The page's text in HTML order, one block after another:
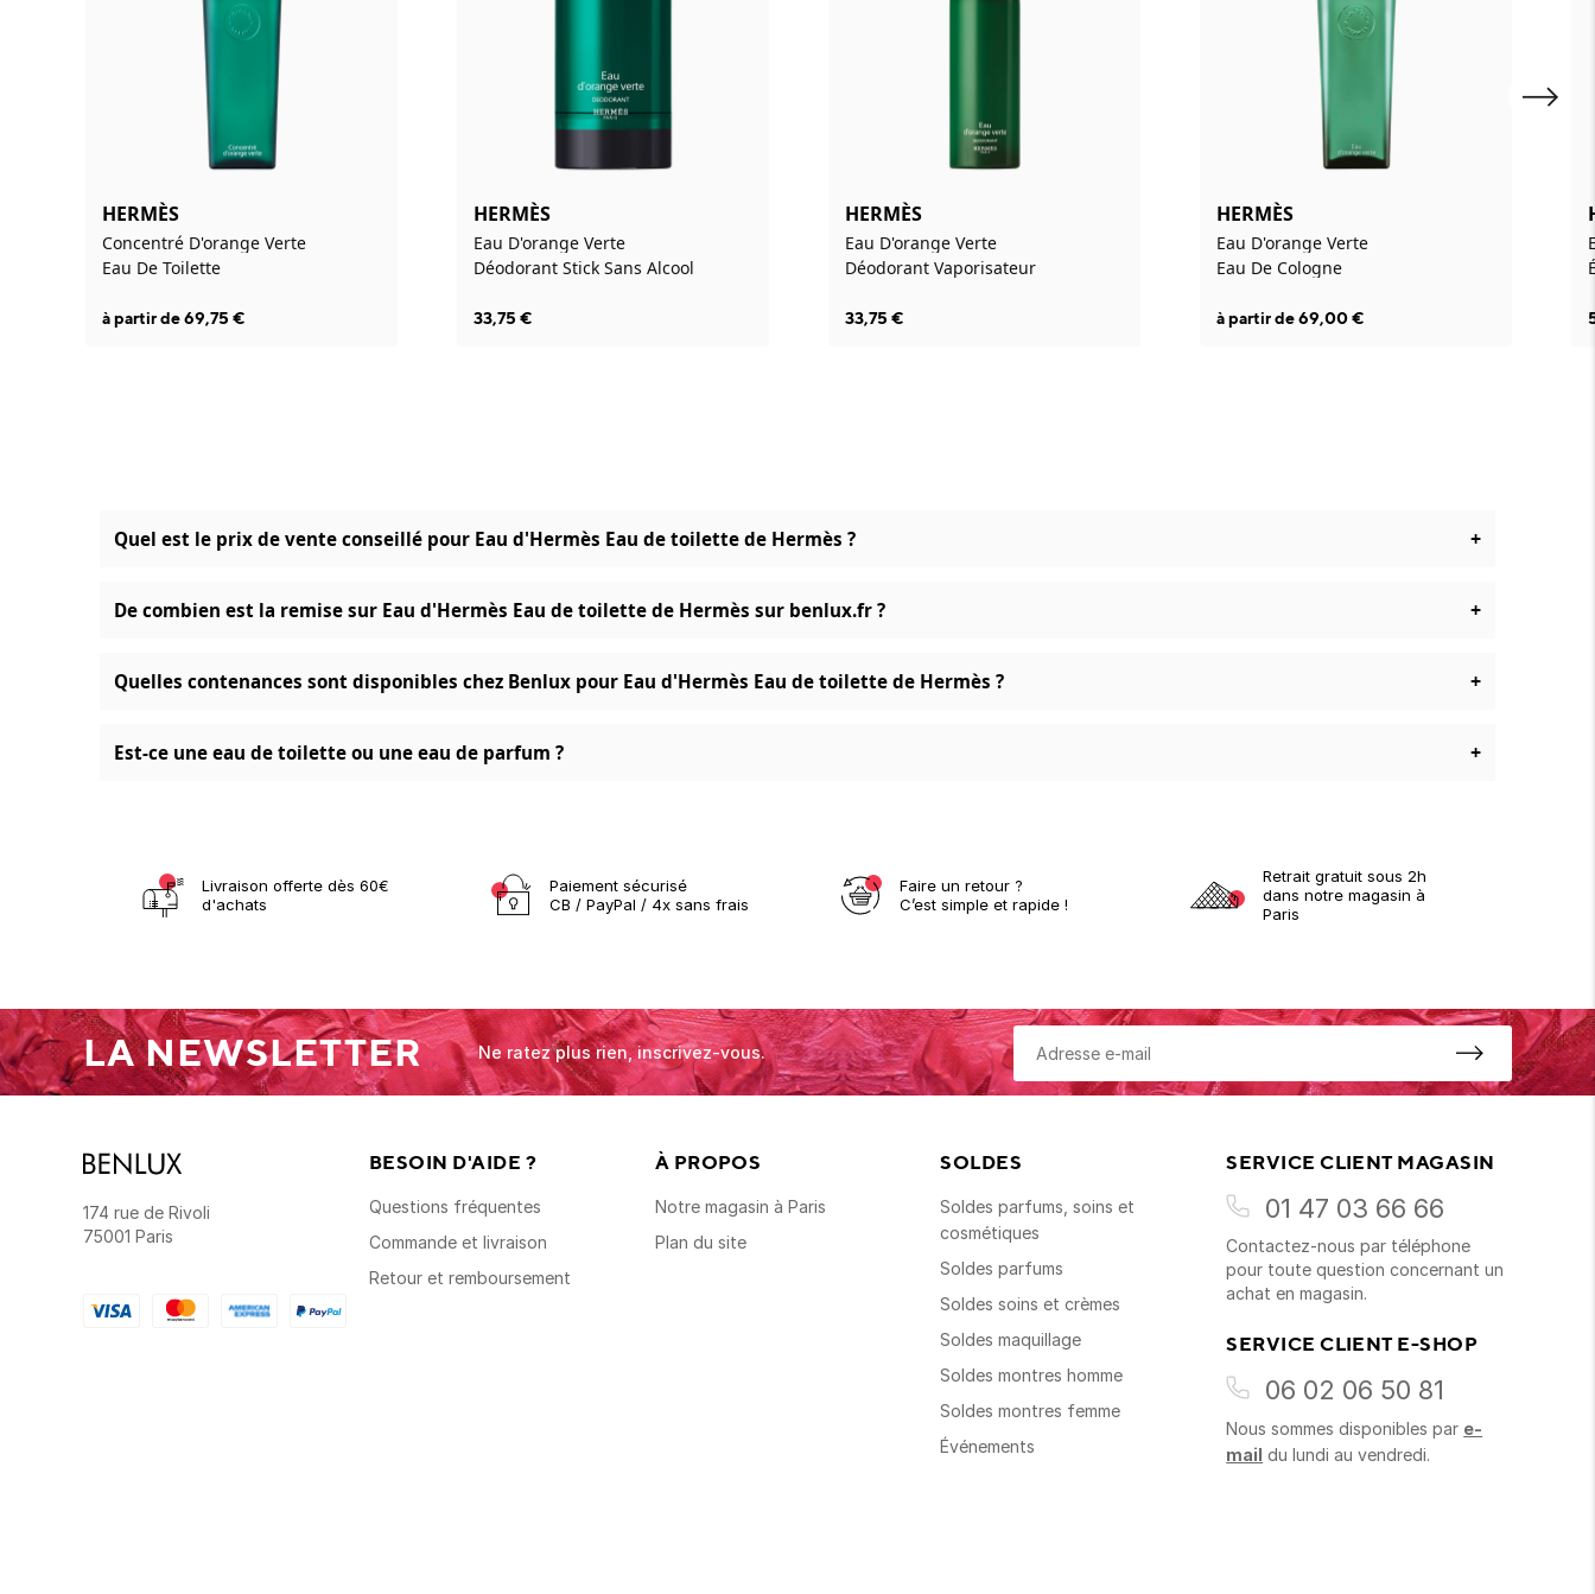
HERMÈS
Concentré D'orange Verte
Eau De Toilette
à partir de69,75 €
HERMÈS
Eau D'orange Verte
Déodorant Stick Sans Alcool
33,75 €
HERMÈS
Eau D'orange Verte
Déodorant Vaporisateur
33,75 €
HERMÈS
Eau D'orange Verte
Eau De Cologne
à partir de69,00€
Quel est le prix de vente conseillé pour Eau d'Hermès Eau de toilette de Hermès ? +
De combien est la remise sur Eau d'Hermès Eau de toilette de Hermès sur benlux.fr ? +
Quelles contenances sont disponibles chez Benlux pour Eau d'Hermès Eau de toilette de Hermès ? +
Est-ce une eau de toilette ou une eau de parfum ? +
Livraison offerte dès 60€
d'achats
Paiement sécurisé
CB / PayPal / 4x sans frais
Faire un retour ?
C’est simple et rapide !
Retrait gratuit sous 2h
dans notre magasin à
Paris
LA NEWSLETTER Ne ratez plus rien, inscrivez-vous.
174 rue de Rivoli
75001 Paris
BESOIN D'AIDE ?
Questions fréquentes
Commande et livraison
Retour et remboursement
À PROPOS
Notre magasin à Paris
Plan du site
SOLDES
Soldes parfums, soins et
cosmétiques
Soldes parfums
Soldes soins et crèmes
Soldes maquillage
Soldes montres homme
Soldes montres femme
Événements
SERVICE CLIENT MAGASIN
01 47 03 66 66
Contactez-nous par téléphone
pour toute question concernant un
achat en magasin.
SERVICE CLIENT E-SHOP
06 02 06 50 81
Nous sommes disponibles par e-
mail du lundi au vendredi.